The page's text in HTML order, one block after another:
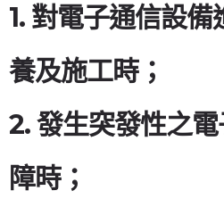
1. 對電子通信設
養及施工時；
2. 發生突發性之
障時；